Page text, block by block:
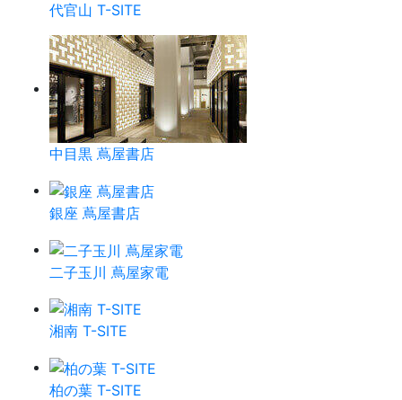
代官山 T-SITE
中目黒 蔦屋書店
銀座 蔦屋書店
二子玉川 蔦屋家電
湘南 T-SITE
柏の葉 T-SITE